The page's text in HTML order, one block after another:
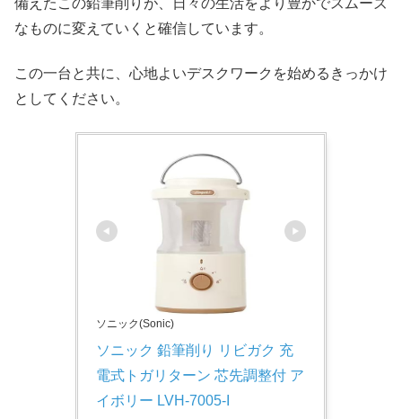
備えたこの鉛筆削りが、日々の生活をより豊かでスムーズ
なものに変えていくと確信しています。
この一台と共に、心地よいデスクワークを始めるきっかけ
としてください。
ソニック(Sonic)
ソニック 鉛筆削り リビガク 充
電式トガリターン 芯先調整付 ア
イボリー LVH-7005-I